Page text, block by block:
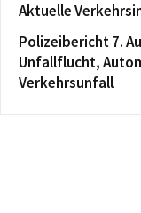
Aktuelle
Polizeibericht 7.
Unfallflucht,
Verkehrsunfall